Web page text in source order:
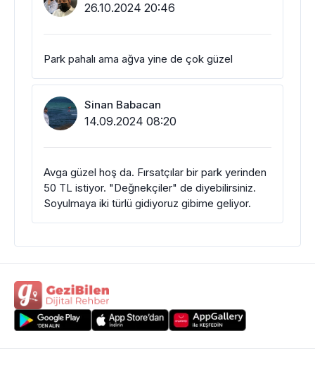
26.10.2024 20:46
Park pahalı ama ağva yine de çok güzel
Sinan Babacan
14.09.2024 08:20
Avga güzel hoş da. Fırsatçılar bir park yerinden
50 TL istiyor. "Değnekçiler" de diyebilirsiniz.
Soyulmaya iki türlü gidiyoruz gibime geliyor.